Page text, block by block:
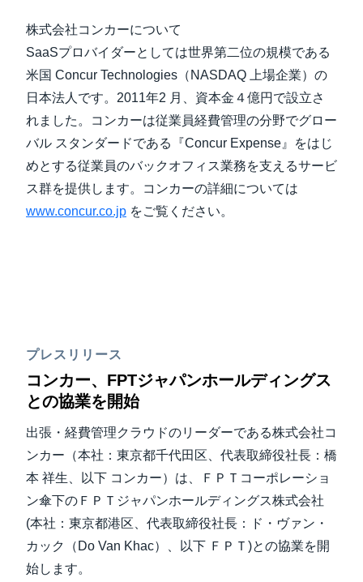
株式会社コンカーについて
SaaSプロバイダーとしては世界第二位の規模である
米国 Concur Technologies（NASDAQ 上場企業）の
日本法人です。2011年2 月、資本金４億円で設立さ
れました。コンカーは従業員経費管理の分野でグロー
バル スタンダードである『Concur Expense』をはじ
めとする従業員のバックオフィス業務を支えるサービ
ス群を提供します。コンカーの詳細については
www.concur.co.jp をご覧ください。
プレスリリース
コンカー、FPTジャパンホールディングス
との協業を開始
出張・経費管理クラウドのリーダーである株式会社コ
ンカー（本社：東京都千代田区、代表取締役社長：橋
本 祥生、以下 コンカー）は、ＦＰＴコーポレーショ
ン傘下のＦＰＴジャパンホールディングス株式会社
(本社：東京都港区、代表取締役社長：ド・ヴァン・
カック（Do Van Khac）、以下 ＦＰＴ)との協業を開
始します。